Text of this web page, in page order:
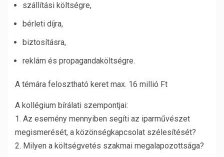
szállítási költségre,
bérleti díjra,
biztosításra,
reklám és propagandaköltségre.
A témára felosztható keret max. 16 millió Ft
A kollégium bírálati szempontjai:
1. Az esemény mennyiben segíti az iparművészet
megismerését, a közönségkapcsolat szélesítését?
2. Milyen a költségvetés szakmai megalapozottsága?